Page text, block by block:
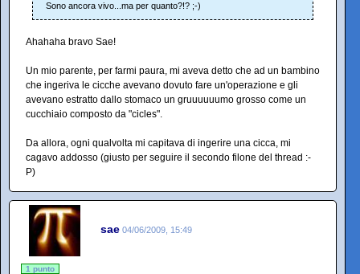
Sono ancora vivo...ma per quanto?!? ;-)
Ahahaha bravo Sae!
Un mio parente, per farmi paura, mi aveva detto che ad un bambino
che ingeriva le cicche avevano dovuto fare un'operazione e gli
avevano estratto dallo stomaco un gruuuuuumo grosso come un
cucchiaio composto da "cicles".
Da allora, ogni qualvolta mi capitava di ingerire una cicca, mi
cagavo addosso (giusto per seguire il secondo filone del thread :-
P)
sae 04/06/2009, 15:49
1 punto